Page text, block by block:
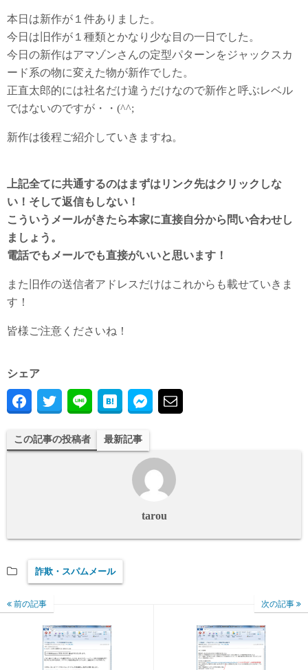
本日は新作が１件ありました。
今日は旧作が１種類とかなり少な目の一日でした。
今日の新作はアマゾンさんの定型パターンをジャックスカ
ード系の物に変えた物が新作でした。
正直太郎的には社名だけ違うだけなので新作と呼ぶレベル
ではないのですが・・(^^;
新作は後程ご紹介していきますね。
上記全てに共通するのはまずはリンク先はクリックしな
い！そして返信もしない！
こういうメールがきたら本家に直接自分から問い合わせし
ましょう。
電話でもメールでも直接がいいと思います！
また旧作の送信者アドレスだけはこれからも載せていきま
す！
皆様ご注意くださいね！
シェア
この記事の投稿者 最新記事
tarou
詐欺・スパムメール
前の記事 次の記事